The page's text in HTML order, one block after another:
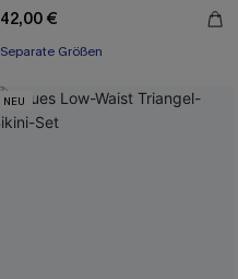
42,00 €
Mit Gratis-Maßband
Mit Gratis-Maßband
NEU